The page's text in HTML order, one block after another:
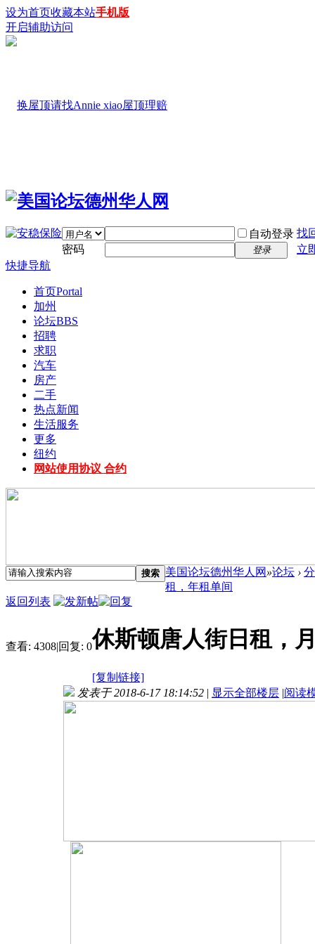
设为首页收藏本站手机版
开启辅助访问
自动登录 找
密码
登录
立
快捷导航
首页Portal
加州
论坛BBS
招聘
求职
汽车
房产
二手
热点新闻
生活服务
更多
纽约
网站使用协议 合约
搜索 美国论坛德州华人网 »论坛 ›
租，年租单间
返回列表
查看: 4308|回复: 0休斯顿唐人街日租，
[复制链接]
发表于 2018-6-17 18:14:52 | 显示全部楼层 |阅读